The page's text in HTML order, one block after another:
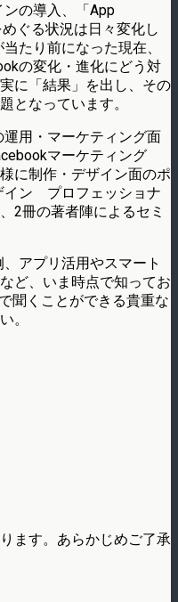
の導入、「App
ぐる状況は日々変化し
たり前になった現在、
の変化・進化にどう対
に「結果」を出し、その
となっています。
用・マーケティング面
マーケティング
に制作・デザイン面のポ
イン プロフェッショナ
2冊の著者陣によるセミ
アプリ活用やスマート
ど、いま時点で知ってお
聞くことができる貴重な
。
ます。あらかじめご了承